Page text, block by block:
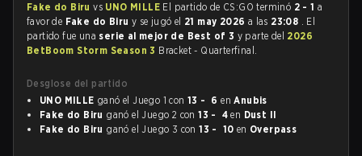
Fake do Biruvs UNO MILLE El partido de CS:GO terminó 2 - 1 a
favor de Fake do Biru y se jugó el 21 may 2026 a las 23:08 . El
partido fue una serie al mejor de Best of 3 y parte del 2026
BetBoom Storm Season 3 Bracket - Quarterfinal.
Desglose del partido
UNO MILLE ganó el Juego 1 con13 - 6 enAnubis
Fake do Biru ganó el Juego 2 con13 - 4 en Dust II
Fake do Biru ganó el Juego 3 con13 - 10 en Overpass